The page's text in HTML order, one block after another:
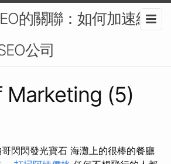
的關聯：如何加速網
公司
Marketing (5)
閃閃發光寶石 海灘上的很棒的餐廳